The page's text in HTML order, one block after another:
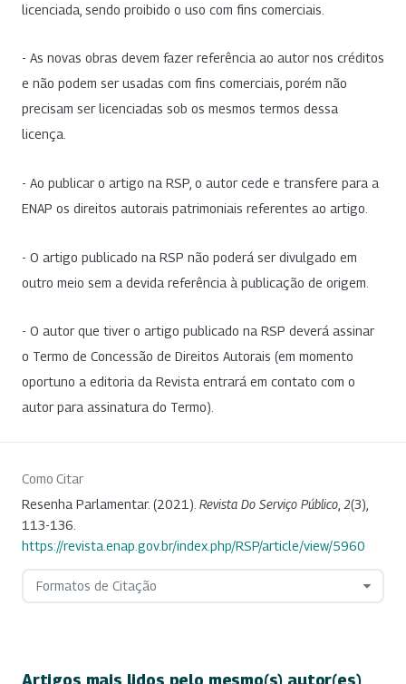
licenciada, sendo proibido o uso com fins comerciais.
- As novas obras devem fazer referência ao autor nos créditos
e não podem ser usadas com fins comerciais, porém não
precisam ser licenciadas sob os mesmos termos dessa
licença.
- Ao publicar o artigo na RSP, o autor cede e transfere para a
ENAP os direitos autorais patrimoniais referentes ao artigo.
- O artigo publicado na RSP não poderá ser divulgado em
outro meio sem a devida referência à publicação de origem.
- O autor que tiver o artigo publicado na RSP deverá assinar
o Termo de Concessão de Direitos Autorais (em momento
oportuno a editoria da Revista entrará em contato com o
autor para assinatura do Termo).
Como Citar
Resenha Parlamentar. (2021). Revista Do Serviço Público 2(3),
113-136.
https://revista.enap.gov.br/index.php/RSP/article/view/5960
Formatos de Citação
Artigos mais lidos pelo mesmo(s) autor(es)